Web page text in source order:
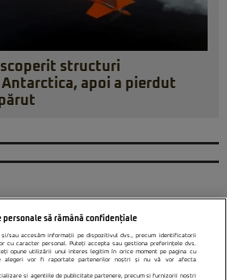
structuri
apoi a pierdut
personale să rămână confidențiale
și/sau accesăm informații pe dispozitivul dvs., precum identificatorii
cu caracter personal. Puteți accepta sau gestiona preferințele dvs.
opune utilizării unui interes legitim în orice moment pe pagina cu
alegeri vor fi raportate partenerilor noștri și nu vă vor afecta
si agentiile de publicitate partenere, precum si furnizorii nostri